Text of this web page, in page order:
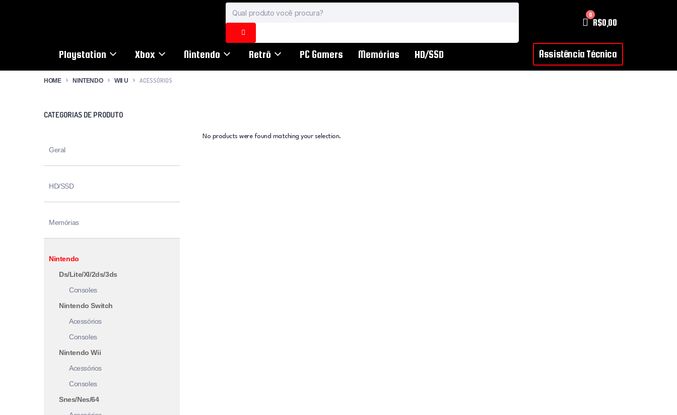
0
R$0,00
Playstation Xbox Nintendo Retrô PC Gamers Memórias HD/SSD Assistência Técnica
HOME NINTENDO WII U ACESSÓRIOS
No products were found matching your selection.
CATEGORIAS DE PRODUTO
Geral
HD/SSD
Memórias
Nintendo
Ds/Lite/Xl/2ds/3ds
Consoles
Nintendo Switch
Acessórios
Consoles
Nintendo Wii
Acessórios
Consoles
Snes/Nes/64